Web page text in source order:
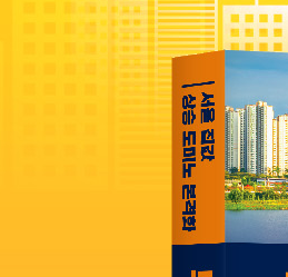
부동산 투자 빅이슈 TOP 6
격파와 한국 부동산 시장
르는 글로벌 정치·경제｜관세 전쟁
1923년 초인플레이션에도 살아남은
시장 양극화, 슈퍼스타 단지의 출현
지 출현의 필연성｜서울 아파트 시장